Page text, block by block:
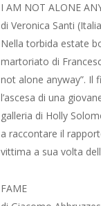
I AM NOT ALONE
di Veronica Santi
Nella torbida estate
martoriato di
not alone anyway”. Il
l’ascesa di una
galleria di Holly
a raccontare il
vittima a sua volta
FAME